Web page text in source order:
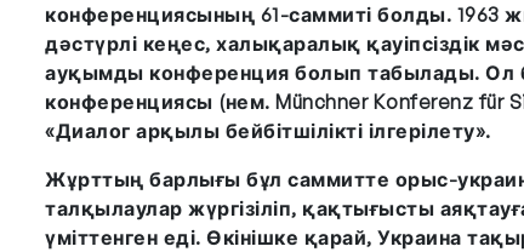
конференциясының 61-саммиті болды. 1963
дәстүрлі кеңес, халықаралық қауіпсіздік
ауқымды конференция болып табылады. Ол
конференциясы (нем. Münchner Konferenz
«Диалог арқылы бейбітшілікті ілгерілету».
Жұрттың барлығы бұл саммитте орыс-
талқылаулар жүргізіліп, қақтығысты
үміттенген еді. Өкінішке қарай, Украина